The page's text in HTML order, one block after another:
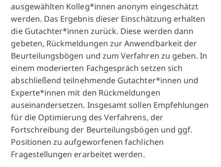
ausgewählten Kolleg*innen anonym eingeschätzt
werden. Das Ergebnis dieser Einschätzung erhalten
die Gutachter*innen zurück. Diese werden dann
gebeten, Rückmeldungen zur Anwendbarkeit der
Beurteilungsbögen und zum Verfahren zu geben. In
einem moderierten Fachgespräch setzen sich
abschließend teilnehmende Gutachter*innen und
Experte*innen mit den Rückmeldungen
auseinandersetzen. Insgesamt sollen Empfehlungen
für die Optimierung des Verfahrens, der
Fortschreibung der Beurteilungsbögen und ggf.
Positionen zu aufgeworfenen fachlichen
Fragestellungen erarbeitet werden.